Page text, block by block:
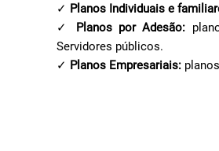
✓ Planos Individuais e
✓ Planos por Adesão:
Servidores públicos.
✓ Planos Empresariais: